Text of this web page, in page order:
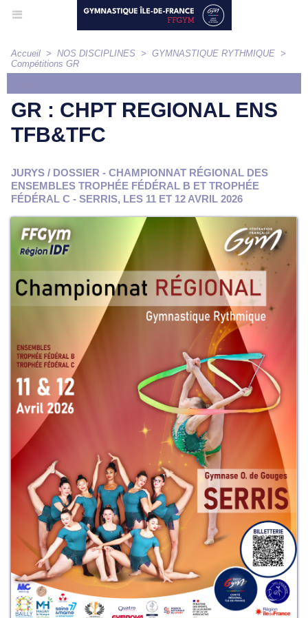
Accueil > NOS DISCIPLINES > GYMNASTIQUE RYTHMIQUE >
Compétitions GR
GR : CHPT REGIONAL ENS
TFB&TFC
JURYS / DOSSIER - CHAMPIONNAT RÉGIONAL DES
ENSEMBLES TROPHÉE FÉDÉRAL B ET TROPHÉE
FÉDÉRAL C - SERRIS, LES 11 ET 12 AVRIL 2026